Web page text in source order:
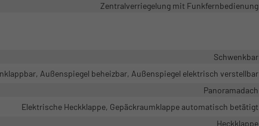
Zentralverriegelung mit Funkfernbedienung
Schwenkbar
Außenspiegel beheizbar, Außenspiegel elektrisch verstellbar
Panoramadach
Elektrische Heckklappe, Gepäckraumklappe automatisch betätigt
Heckklappe